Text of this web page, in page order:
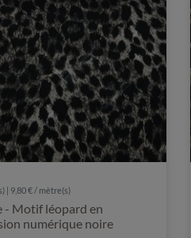
| 9,80 € / mètre(s)
- Motif léopard en
numérique noire